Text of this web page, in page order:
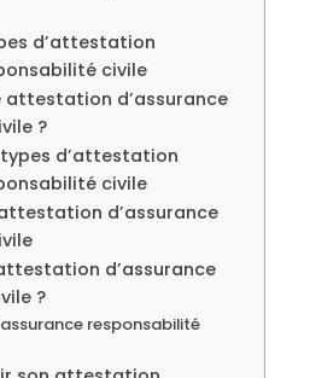
d’attestation
civile
attestation d’assurance
?
d’attestation
civile
d’assurance
d’assurance
?
responsabilité